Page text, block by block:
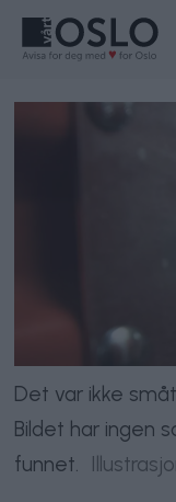
Det var ikke
Bildet har ingen
funnet.